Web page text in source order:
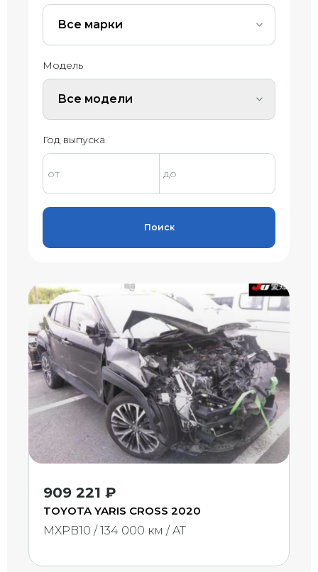
Все марки
Модель
Все модели
Год выпуска
Поиск
909 221 ₽
TOYOTA YARIS CROSS 2020
MXPB10 / 134 000 км / AT